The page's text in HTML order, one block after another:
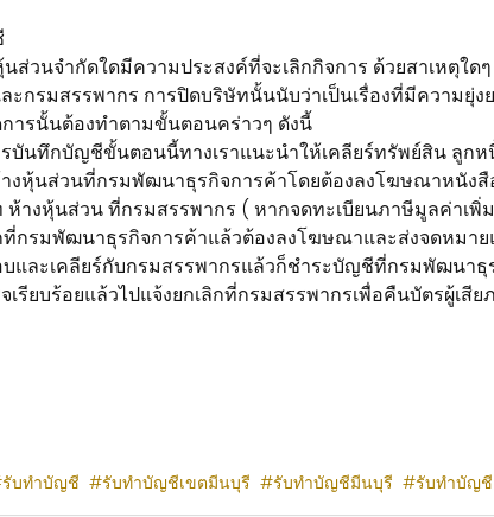
ส่วนจำกัดใดมีความประสงค์ที่จะเลิกกิจการ ด้วยสาเหตุใ
กรมสรรพากร การปิดบริษัทนั้นนับว่าเป็นเรื่องที่มีความยุ่ง
ารนั้นต้องทำตามขั้นตอนคร่าวๆ ดังนี้
รบันทึกบัญชีขั้นตอนนี้ทางเราแนะนำให้เคลียร์ทรัพย์สิน ลูกห
างหุ้นส่วนที่กรมพัฒนาธุรกิจการค้าโดยต้องลงโฆษณาหนัง
ห้างหุ้นส่วน ที่กรมสรรพากร ( หากจดทะเบียนภาษีมูลค่าเพิ่
ที่กรมพัฒนาธุรกิจการค้าแล้วต้องลงโฆษณาและส่งจดหมาย
บและเคลียร์กับกรมสรรพากรแล้วก็ชำระบัญชีที่กรมพัฒนาธุ
รียบร้อยแล้วไปแจ้งยกเลิกที่กรมสรรพากรเพื่อคืนบัตรผู้เสีย
รับทำบัญชี รับทำบัญชีเขตมีนบุรี รับทำบัญชีมีนบุรี รับทำบัญ